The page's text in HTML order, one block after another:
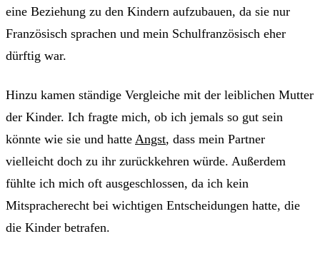
eine Beziehung zu den Kindern aufzubauen, da sie nur
Französisch sprachen und mein Schulfranzösisch eher
dürftig war.
Hinzu kamen ständige Vergleiche mit der leiblichen Mutter
der Kinder. Ich fragte mich, ob ich jemals so gut sein
könnte wie sie und hatte Angst, dass mein Partner
vielleicht doch zu ihr zurückkehren würde. Außerdem
fühlte ich mich oft ausgeschlossen, da ich kein
Mitspracherecht bei wichtigen Entscheidungen hatte, die
die Kinder betrafen.